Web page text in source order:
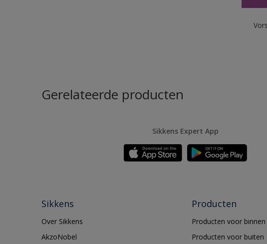
Gerelateerde producten
Sikkens Expert App
Sikkens
Over Sikkens
AkzoNobel
Producten
Producten voor binnen
Producten voor buiten